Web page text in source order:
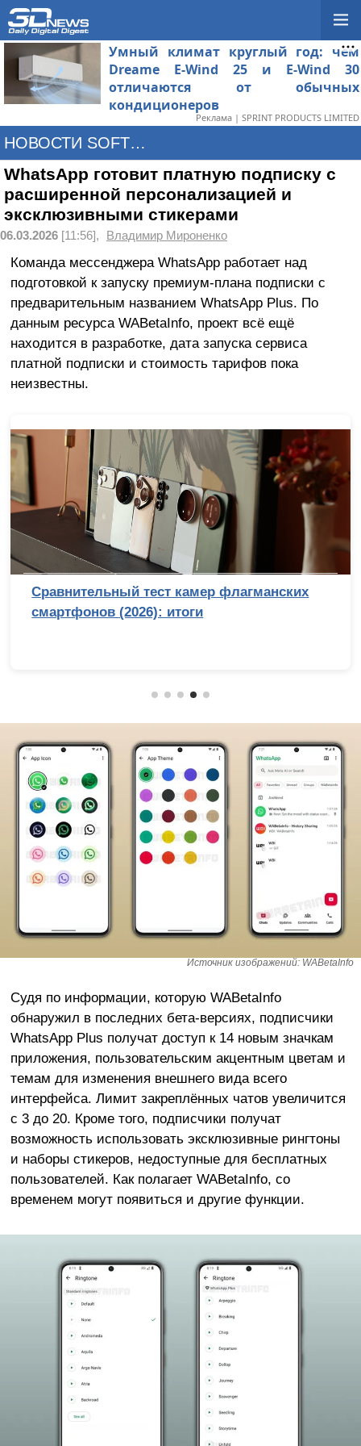
Умный климат круглый год: чем
Dreame E-Wind 25 и E-Wind 30
отличаются от обычных
кондиционеров
Реклама | SPRINT PRODUCTS LIMITED
НОВОСТИ SOFTWARE
WhatsApp готовит платную подписку с
расширенной персонализацией и
эксклюзивными стикерами
06.03.2026 [11:56], Владимир Мироненко
Команда мессенджера WhatsApp работает над
подготовкой к запуску премиум-плана подписки с
предварительным названием WhatsApp Plus. По
данным ресурса WABetaInfo, проект всё ещё
находится в разработке, дата запуска сервиса
платной подписки и стоимость тарифов пока
неизвестны.
Сравнительный тест камер флагманских
смартфонов (2026): итоги
Источник изображений: WABetaInfo
Судя по информации, которую WABetaInfo
обнаружил в последних бета-версиях, подписчики
WhatsApp Plus получат доступ к 14 новым значкам
приложения, пользовательским акцентным цветам и
темам для изменения внешнего вида всего
интерфейса. Лимит закреплённых чатов увеличится
с 3 до 20. Кроме того, подписчики получат
возможность использовать эксклюзивные рингтоны
и наборы стикеров, недоступные для бесплатных
пользователей. Как полагает WABetaInfo, со
временем могут появиться и другие функции.